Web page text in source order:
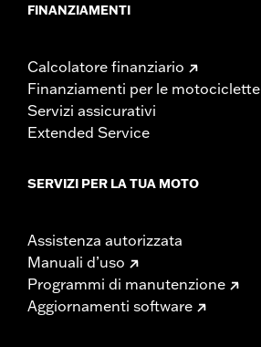
FINANZIAMENTI
Calcolatore finanziario
Finanziamenti per le motociclette
Servizi assicurativi
Extended Service
SERVIZI PER LA TUA MOTO
Assistenza autorizzata
Manuali d’uso
Programmi di manutenzione
Aggiornamenti software